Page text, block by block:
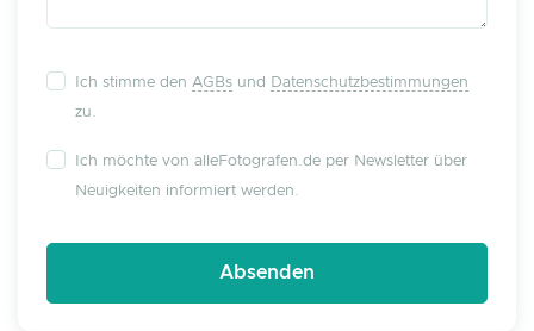
Ich stimme den AGBs und
Datenschutzbestimmungen
zu.
Ich möchte von alleFotografen.de per Newsletter über
Neuigkeiten informiert werden.